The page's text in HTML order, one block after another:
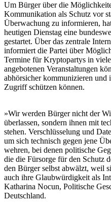
Um Bürger über die
Kommunikation als Schutz vor
Überwachung zu informieren,
heutigen Dienstag eine
gestartet. Über das zentrale
informiert die Partei über
Termine für Kryptopartys in
angebotenen Veranstaltungen
abhörsicher kommunizieren und
Zugriff schützen können.
»Wir werden Bürger nicht der
überlassen, sondern ihnen mit
stehen. Verschlüsselung und
um sich technisch gegen jene
wehren, bei denen politische
die die Fürsorge für den Schutz
den Bürger selbst abwälzt, weil
auch ihre Glaubwürdigkeit als
Katharina Nocun, Politische
Deutschland.